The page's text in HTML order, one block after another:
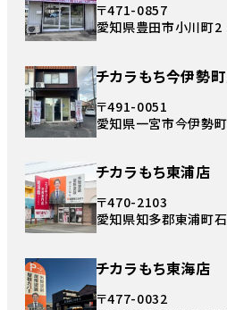
〒471-0857
愛知県豊田市小川町
チカラもち今伊勢
〒491-0051
愛知県一宮市今伊勢
チカラもち東浦店
〒470-2103
愛知県知多郡東浦町
チカラもち東海店
〒477-0032